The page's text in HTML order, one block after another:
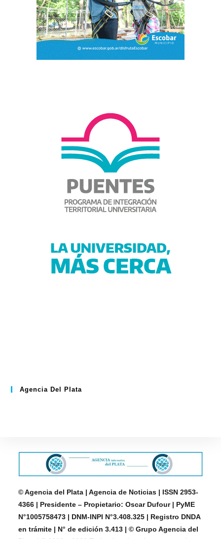
Agencia Del Plata
© Agencia del Plata | Agencia de Noticias | ISSN 2953-
4366 | Presidente – Propietario: Oscar Dufour | PyME
N°1005758473 | DNM-INPI N°3.408.325 | Registro DNDA
en trámite | N° de edición 3.413 | © Grupo Agencia del